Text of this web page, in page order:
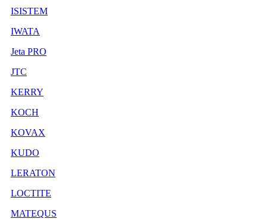
ISISTEM
IWATA
Jeta PRO
JTC
KERRY
KOCH
KOVAX
KUDO
LERATON
LOCTITE
MATEQUS